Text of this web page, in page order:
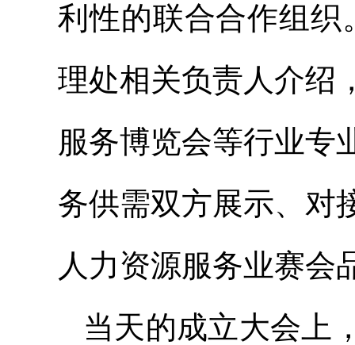
利性的联合合作组织
理处相关负责人介绍
服务博览会等行业专
务供需双方展示、对
人力资源服务业赛会
当天的成立大会上